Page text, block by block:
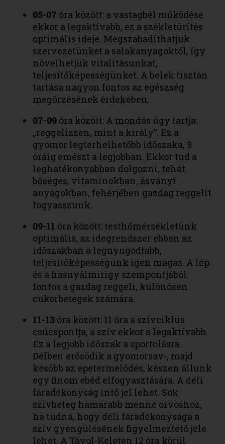
05-07 óra között: a vastagbél működése
ekkor a legaktívabb, ez a székletürítés
optimális ideje. Megszabadíthatjuk
szervezetünket a salakanyagoktól, így
növelhetjük vitalitásunkat,
teljesítőképességünket. A belek tisztán
tartása nagyon fontos az egészség
megőrzésének érdekében.
07-09 óra között: A mondás úgy tartja:
„reggelizzen, mint a király”. Ez a
gyomor legterhelhetőbb időszaka, 9
óráig emészt a legjobban. Ekkor tud a
leghatékonyabban dolgozni, tehát
bőséges, vitaminokban, ásványi
anyagokban, fehérjében gazdag reggelit
fogyasszunk.
09-11 óra között: testhőmérsékletünk
optimális, az idegrendszer ebben az
időszakban a legnyugodtabb,
teljesítőképességünk igen magas. A lép
és a hasnyálmirigy szempontjából
fontos a gazdag reggeli, különösen
cukorbetegek számára.
11-13 óra között: 11 óra a szívciklus
csúcspontja, a szív ekkor a legaktívabb.
Ez a legjobb időszak a sportolásra.
Délben erősödik a gyomorsav-, majd
később az epetermelődés, készen állunk
egy finom ebéd elfogyasztására. A déli
fáradékonyság intő jel lehet. Sok
szívbeteg hamarabb menne orvoshoz,
ha tudná, hogy déli fáradékonysága a
szív gyengülésének figyelmeztető jele
lehet. A Távol-Keleten 12 óra körül